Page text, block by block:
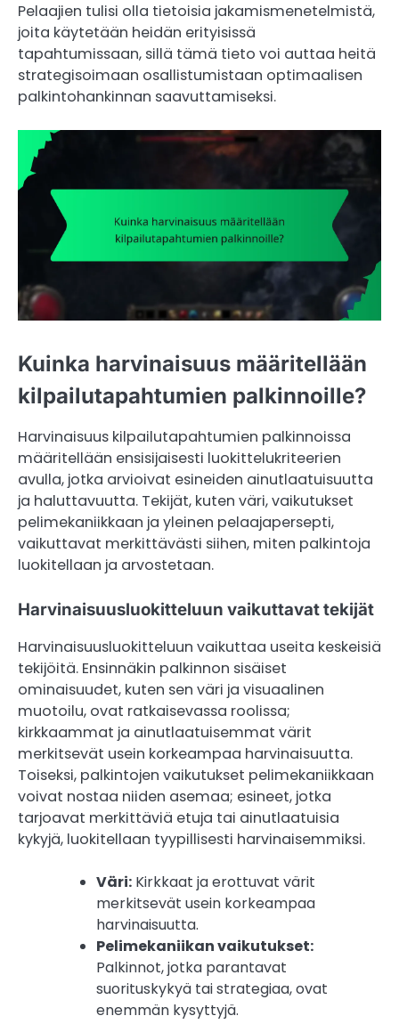
Pelaajien tulisi olla tietoisia jakamismenetelmistä,
joita käytetään heidän erityisissä
tapahtumissaan, sillä tämä tieto voi auttaa heitä
strategisoimaan osallistumistaan optimaalisen
palkintohankinnan saavuttamiseksi.
Kuinka harvinaisuus määritellään
kilpailutapahtumien palkinnoille?
Harvinaisuus kilpailutapahtumien palkinnoissa
määritellään ensisijaisesti luokittelukriteerien
avulla, jotka arvioivat esineiden ainutlaatuisuutta
ja haluttavuutta. Tekijät, kuten väri, vaikutukset
pelimekaniikkaan ja yleinen pelaajapersepti,
vaikuttavat merkittävästi siihen, miten palkintoja
luokitellaan ja arvostetaan.
Harvinaisuusluokitteluun vaikuttavat tekijät
Harvinaisuusluokitteluun vaikuttaa useita keskeisiä
tekijöitä. Ensinnäkin palkinnon sisäiset
ominaisuudet, kuten sen väri ja visuaalinen
muotoilu, ovat ratkaisevassa roolissa;
kirkkaammat ja ainutlaatuisemmat värit
merkitsevät usein korkeampaa harvinaisuutta.
Toiseksi, palkintojen vaikutukset pelimekaniikkaan
voivat nostaa niiden asemaa; esineet, jotka
tarjoavat merkittäviä etuja tai ainutlaatuisia
kykyjä, luokitellaan tyypillisesti harvinaisemmiksi.
Väri: Kirkkaat ja erottuvat värit
merkitsevät usein korkeampaa
harvinaisuutta.
Pelimekaniikan vaikutukset:
Palkinnot, jotka parantavat
suorituskykyä tai strategiaa, ovat
enemmän kysyttyjä.